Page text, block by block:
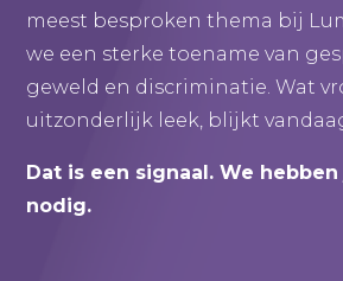
meest besproken thema bij
we een sterke toename van
geweld en discriminatie. Wat
uitzonderlijk leek, blijkt
Dat is een signaal. We
nodig.